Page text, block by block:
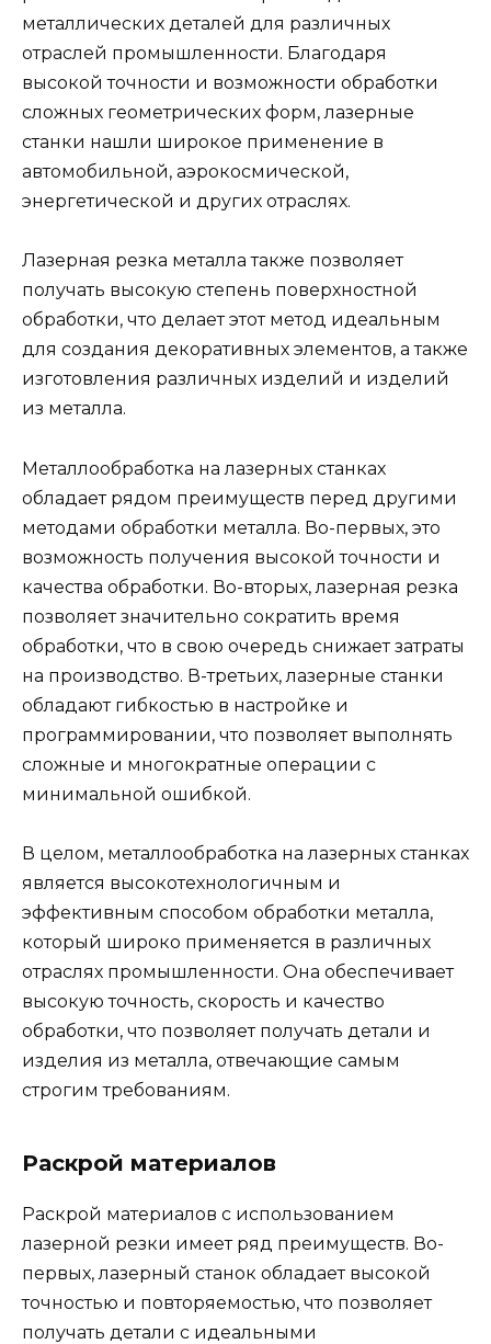
металлических деталей для различных
отраслей промышленности. Благодаря
высокой точности и возможности обработки
сложных геометрических форм, лазерные
станки нашли широкое применение в
автомобильной, аэрокосмической,
энергетической и других отраслях.
Лазерная резка металла также позволяет
получать высокую степень поверхностной
обработки, что делает этот метод идеальным
для создания декоративных элементов, а также
изготовления различных изделий и изделий
из металла.
Металлообработка на лазерных станках
обладает рядом преимуществ перед другими
методами обработки металла. Во-первых, это
возможность получения высокой точности и
качества обработки. Во-вторых, лазерная резка
позволяет значительно сократить время
обработки, что в свою очередь снижает затраты
на производство. В-третьих, лазерные станки
обладают гибкостью в настройке и
программировании, что позволяет выполнять
сложные и многократные операции с
минимальной ошибкой.
В целом, металлообработка на лазерных станках
является высокотехнологичным и
эффективным способом обработки металла,
который широко применяется в различных
отраслях промышленности. Она обеспечивает
высокую точность, скорость и качество
обработки, что позволяет получать детали и
изделия из металла, отвечающие самым
строгим требованиям.
Раскрой материалов
Раскрой материалов с использованием
лазерной резки имеет ряд преимуществ. Во-
первых, лазерный станок обладает высокой
точностью и повторяемостью, что позволяет
получать детали с идеальными